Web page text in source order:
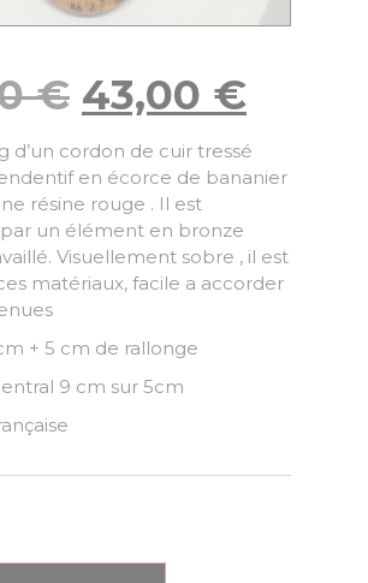
€ 43,00 €
d’un cordon de cuir tressé
en écorce de bananier
résine rouge . Il est
un élément en bronze
Visuellement sobre , il est
matériaux, facile a accorder
+ 5 cm de rallonge
9 cm sur 5cm